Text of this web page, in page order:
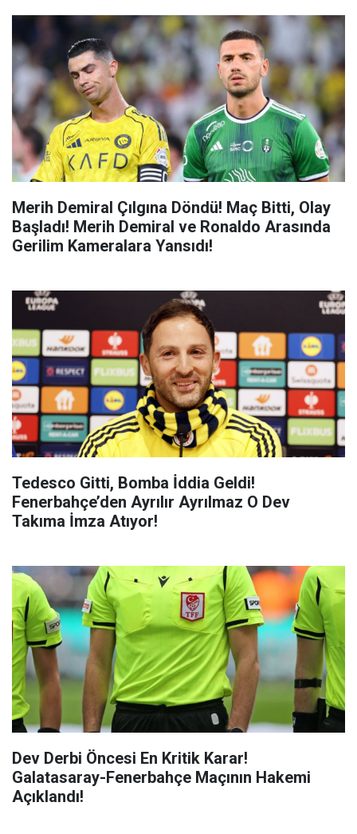
Merih Demiral Çılgına Döndü! Maç Bitti, Olay
Başladı! Merih Demiral ve Ronaldo Arasında
Gerilim Kameralara Yansıdı!
Tedesco Gitti, Bomba İddia Geldi!
Fenerbahçe’den Ayrılır Ayrılmaz O Dev
Takıma İmza Atıyor!
Dev Derbi Öncesi En Kritik Karar!
Galatasaray-Fenerbahçe Maçının Hakemi
Açıklandı!